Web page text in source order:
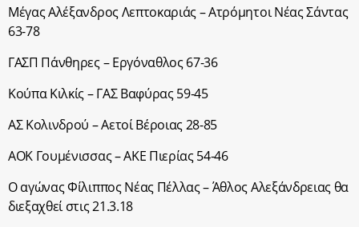
Μέγας Αλέξανδρος Λεπτοκαριάς – Ατρόμητοι Νέας Σάντας
63-78
ΓΑΣΠ Πάνθηρες – Εργόναθλος 67-36
Κούπα Κιλκίς – ΓΑΣ Βαφύρας 59-45
ΑΣ Κολινδρού – Αετοί Βέροιας 28-85
ΑΟΚ Γουμένισσας – ΑΚΕ Πιερίας 54-46
Ο αγώνας Φίλιππος Νέας Πέλλας – Άθλος Αλεξάνδρειας θα
διεξαχθεί στις 21.3.18